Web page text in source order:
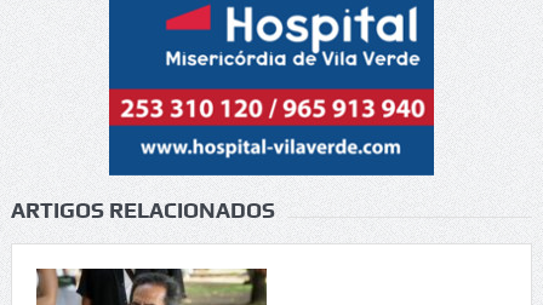
ARTIGOS RELACIONADOS